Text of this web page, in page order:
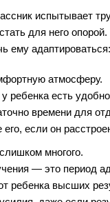
испытывает
для него
ему адаптироваться:
атмосферу.
ребенка есть
времени для
если он
многого.
— это период
ребенка высших